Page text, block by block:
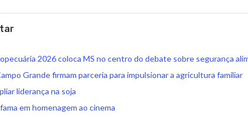
2026 coloca MS no centro do debate sobre segurança
Grande firmam parceria para impulsionar a agricultura familiar
liderança na soja
em homenagem ao cinema